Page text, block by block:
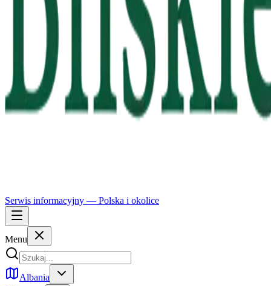
Serwis informacyjny — Polska i okolice
Menu
Albania